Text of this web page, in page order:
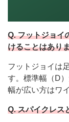
Q. フットジョイ
けることはあり
フットジョイは
す。標準幅（D
幅が広い方はワ
Q. スパイクレス